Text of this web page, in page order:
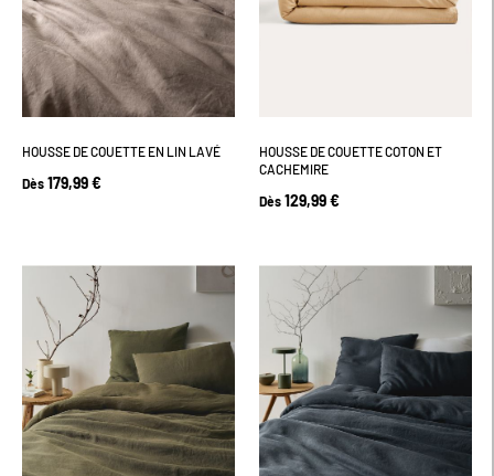
HOUSSE DE COUETTE EN LIN LAVÉ
Dès 179,99 €
HOUSSE DE COUETTE COTON ET
CACHEMIRE
Dès 129,99 €